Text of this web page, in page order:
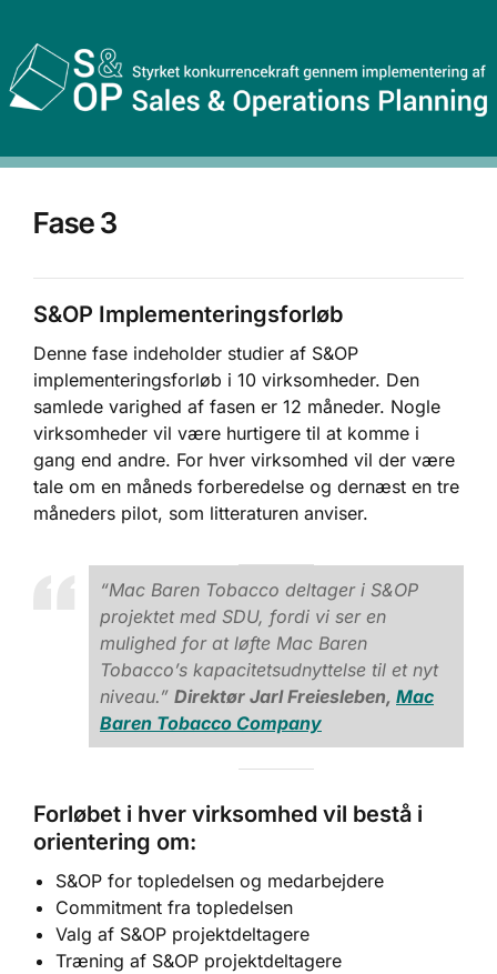
Fase 3
S&OP Implementeringsforløb
Denne fase indeholder studier af S&OP
implementeringsforløb i 10 virksomheder. Den
samlede varighed af fasen er 12 måneder. Nogle
virksomheder vil være hurtigere til at komme i
gang end andre. For hver virksomhed vil der være
tale om en måneds forberedelse og dernæst en tre
måneders pilot, som litteraturen anviser.
“Mac Baren Tobacco deltager i S&OP
projektet med SDU, fordi vi ser en
mulighed for at løfte Mac Baren
Tobacco’s kapacitetsudnyttelse til et nyt
niveau.” Direktør Jarl Freiesleben, Mac
Baren Tobacco Company
Forløbet i hver virksomhed vil bestå i
orientering om:
S&OP for topledelsen og medarbejdere
Commitment fra topledelsen
Valg af S&OP projektdeltagere
Træning af S&OP projektdeltagere